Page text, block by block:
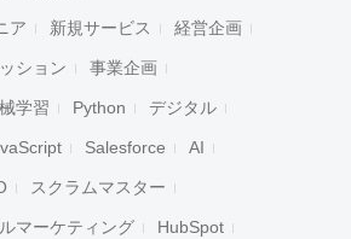
ア 新規サービス 経営企画
ション 事業企画
学習 Python デジタル
Salesforce AI
スクラムマスター
マーケティング HubSpot